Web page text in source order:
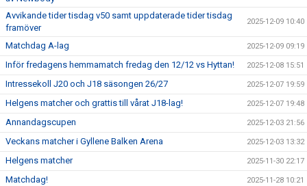
Avvikande tider tisdag v50 samt uppdaterade tider tisdag
framöver
2025-12-09 10:40
Matchdag A-lag 2025-12-09 09:19
Inför fredagens hemmamatch fredag den 12/12 vs Hyttan! 2025-12-08 15:51
Intressekoll J20 och J18 säsongen 26/27 2025-12-07 19:59
Helgens matcher och grattis till vårat J18-lag! 2025-12-07 19:48
Annandagscupen 2025-12-03 21:56
Veckans matcher i Gyllene Balken Arena 2025-12-03 13:32
Helgens matcher 2025-11-30 22:17
Matchdag! 2025-11-28 10:21